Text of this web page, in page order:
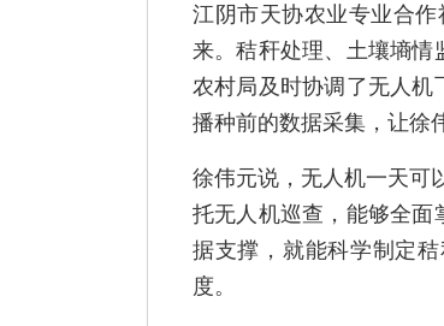
江阴市天协农业专业合
来。秸秆处理、土壤墒情
农村局及时协调了无人机
播种前的数据采集，让徐
徐伟元说，无人机一天可
托无人机巡查，能够全面
据支撑，就能科学制定
度。